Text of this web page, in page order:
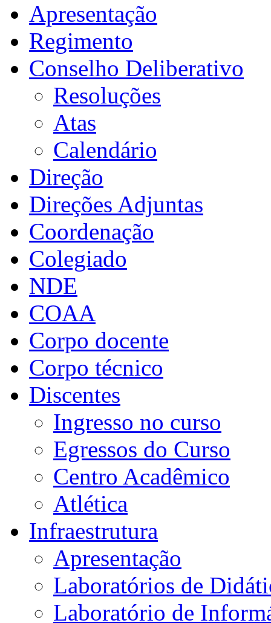
Apresentação
Regimento
Conselho Deliberativo
Resoluções
Atas
Calendário
Direção
Direções Adjuntas
Coordenação
Colegiado
NDE
COAA
Corpo docente
Corpo técnico
Discentes
Ingresso no curso
Egressos do Curso
Centro Acadêmico
Atlética
Infraestrutura
Apresentação
Laboratórios de
Laboratório de